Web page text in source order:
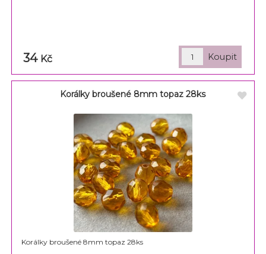
34 Kč
Korálky broušené 8mm topaz 28ks
Korálky broušené 8mm topaz 28ks